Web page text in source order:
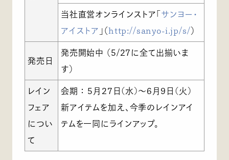
当社直営オンラインストア「 サンヨー・
アイストア 」（http://sanyo-i.jp/s/）
発売日
発売開始中 （5/27に全て出揃いま
す）
レイン
フェア
につい
て
会期 ： 5月27日(水)～6月9日(火)
新アイテムを加え、今季のレインアイ
テムを一同にラインアップ。